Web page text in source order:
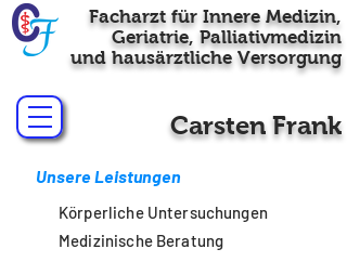
Facharzt für Innere Medizin,
Geriatrie, Palliativmedizin
und hausärztliche Versorgung
Carsten Frank
Unsere Leistungen
Körperliche Untersuchungen
Medizinische Beratung